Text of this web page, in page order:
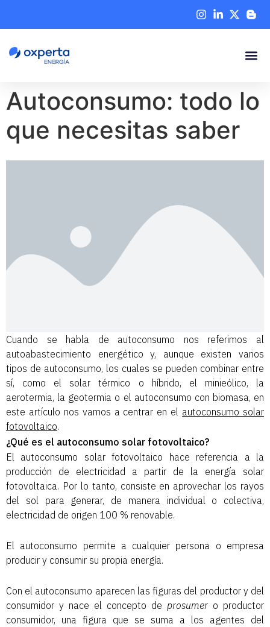
Autoconsumo: todo lo
que necesitas saber
Cuando se habla de autoconsumo nos referimos al
autoabastecimiento energético y, aunque existen varios
tipos de autoconsumo, los cuales se pueden combinar entre
sí, como el solar térmico o híbrido, el minieólico, la
aerotermia, la geotermia o el autoconsumo con biomasa, en
este artículo nos vamos a centrar en el autoconsumo solar
fotovoltaico.
¿Qué es el autoconsumo solar fotovoltaico?
El autoconsumo solar fotovoltaico hace referencia a la
producción de electricidad a partir de la energía solar
fotovoltaica. Por lo tanto, consiste en aprovechar los rayos
del sol para generar, de manera individual o colectiva,
electricidad de origen 100 % renovable.
El autoconsumo permite a cualquier persona o empresa
producir y consumir su propia energía.
Con el autoconsumo aparecen las figuras del productor y del
consumidor y nace el concepto de prosumer o productor
consumidor, una figura que se suma a los agentes del